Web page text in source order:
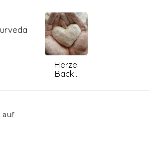
Herzel
Back...
auf